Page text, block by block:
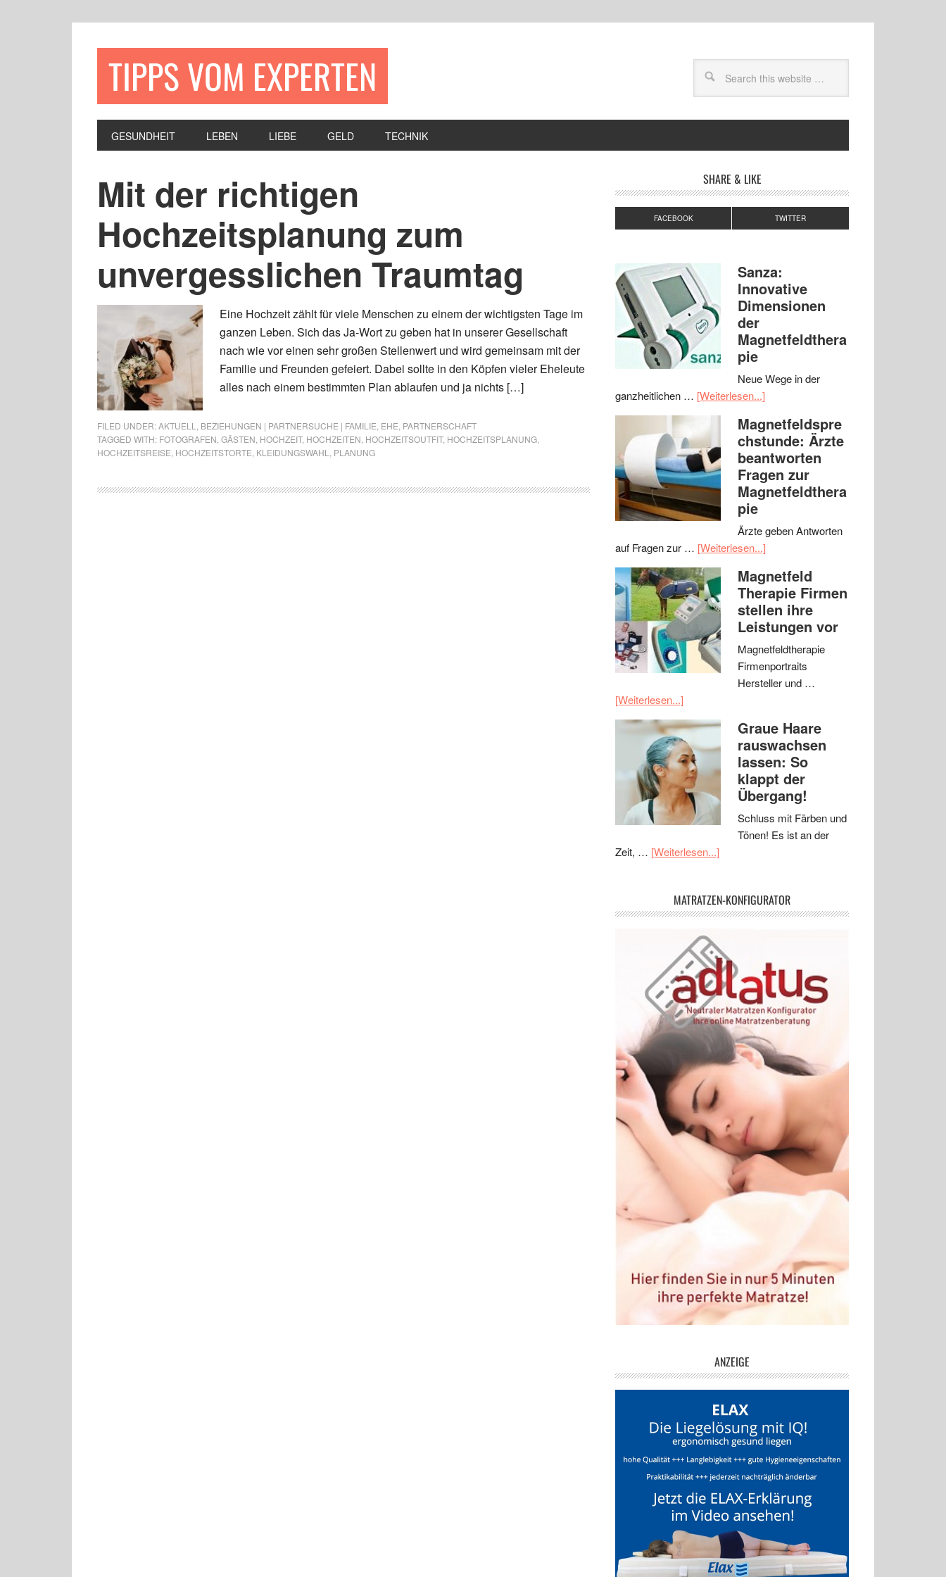
TIPPS VOM EXPERTEN
GESUNDHEIT LEBEN LIEBE GELD TECHNIK
Mit der richtigen
Hochzeitsplanung zum
unvergesslichen Traumtag
Eine Hochzeit zählt für viele Menschen zu einem der wichtigsten Tage im
ganzen Leben. Sich das Ja-Wort zu geben hat in unserer Gesellschaft
nach wie vor einen sehr großen Stellenwert und wird gemeinsam mit der
Familie und Freunden gefeiert. Dabei sollte in den Köpfen vieler Eheleute
alles nach einem bestimmten Plan ablaufen und ja nichts […]
FILED UNDER:AKTUELL BEZIEHUNGEN | PARTNERSUCHE | FAMILIE EHE PARTNERSCHAFT
TAGGED WITH: FOTOGRAFEN GÄSTEN HOCHZEIT, HOCHZEITEN HOCHZEITSOUTFIT, HOCHZEITSPLANUNG
HOCHZEITSREISE HOCHZEITSTORTE KLEIDUNGSWAHL PLANUNG
SHARE & LIKE
FACEBOOK TWITTER
Sanza:
Innovative
Dimensionen
der
Magnetfeldthera
pie
Neue Wege in der
ganzheitlichen … [Weiterlesen...]
Magnetfeldspre
chstunde: Ärzte
beantworten
Fragen zur
Magnetfeldthera
pie
Ärzte geben Antworten
auf Fragen zur … [Weiterlesen...]
Magnetfeld
Therapie Firmen
stellen ihre
Leistungen vor
Magnetfeldtherapie
Firmenportraits
Hersteller und …
[Weiterlesen...]
Graue Haare
rauswachsen
lassen: So
klappt der
Übergang!
Schluss mit Färben und
Tönen! Es ist an der
Zeit, … [Weiterlesen...]
MATRATZEN-KONFIGURATOR
ANZEIGE